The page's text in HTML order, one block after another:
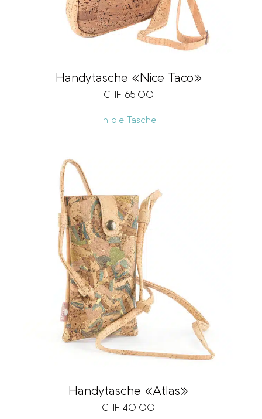
Handytasche «Nice Taco»
CHF 65.00
In die Tasche
Handytasche «Atlas»
CHF 40.00